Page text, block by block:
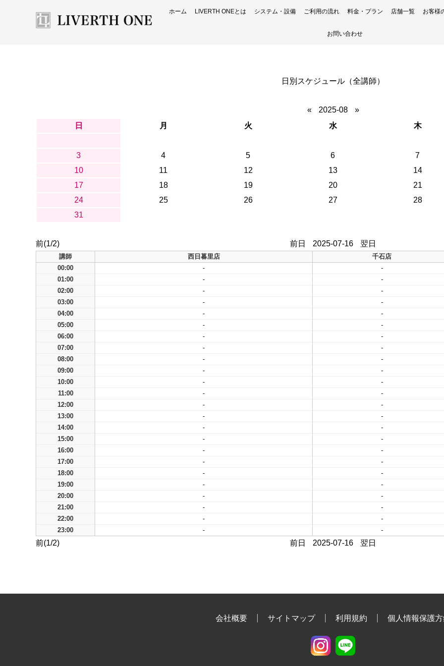
ホーム LIVERTH ONEとは システム・設備 ご利用の流れ 料金・プラン 店舗一覧 お客様
お問い合わせ
日別スケジュール（全講師）
« 2025-08 »
日 月 火 水 木
3
4 5 6 7
10
11 12 13 14
17
18 19 20 21
24
25 26 27 28
31
前(1/2) 前日 2025-07-16 翌日
講師 西日暮里店 千石店
00:00
- -
01:00
- -
02:00
- -
03:00
- -
04:00
- -
05:00
- -
06:00
- -
07:00
- -
08:00
- -
09:00
- -
10:00
- -
11:00
- -
12:00
- -
13:00
- -
14:00
- -
15:00
- -
16:00
- -
17:00
- -
18:00
- -
19:00
- -
20:00
- -
21:00
- -
22:00
- -
23:00
- -
前(1/2) 前日 2025-07-16 翌日
会社概要 サイトマップ 利用規約 個人情報保護